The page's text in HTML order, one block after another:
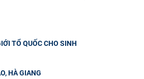
TỔ QUỐC CHO SINH
HÀ GIANG